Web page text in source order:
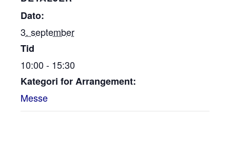
Dato:
3. september
Tid
10:00 - 15:30
Kategori for Arrangement:
Messe